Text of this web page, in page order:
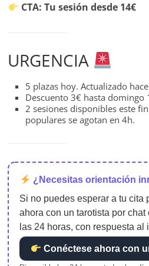
CTA: Tu sesión desde 14€
URGENCIA
5 plazas hoy. Actualizado
Descuento 3€ hasta
2 sesiones disponibles este
populares se agotan en 4h.
¿Necesitas orientación
Si no puedes esperar a tu cita
ahora con un tarotista por
las 24 horas, con respuesta al
Conéctese ahora con